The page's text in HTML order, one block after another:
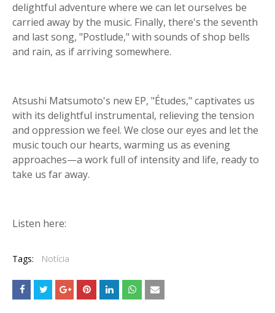
delightful adventure where we can let ourselves be
carried away by the music. Finally, there's the seventh
and last song, "Postlude," with sounds of shop bells
and rain, as if arriving somewhere.
Atsushi Matsumoto's new EP, "Études," captivates us
with its delightful instrumental, relieving the tension
and oppression we feel. We close our eyes and let the
music touch our hearts, warming us as evening
approaches—a work full of intensity and life, ready to
take us far away.
Listen here:
Tags: Notícia